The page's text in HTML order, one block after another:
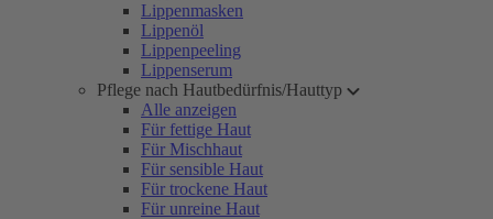
Lippenmasken
Lippenöl
Lippenpeeling
Lippenserum
Pflege nach Hautbedürfnis/Hauttyp
Alle anzeigen
Für fettige Haut
Für Mischhaut
Für sensible Haut
Für trockene Haut
Für unreine Haut